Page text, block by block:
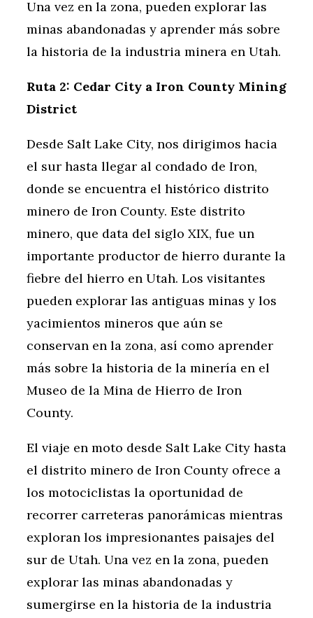
Una vez en la zona, pueden explorar las
minas abandonadas y aprender más sobre
la historia de la industria minera en Utah.
Ruta 2: Cedar City a Iron County Mining
District
Desde Salt Lake City, nos dirigimos hacia
el sur hasta llegar al condado de Iron,
donde se encuentra el histórico distrito
minero de Iron County. Este distrito
minero, que data del siglo XIX, fue un
importante productor de hierro durante la
fiebre del hierro en Utah. Los visitantes
pueden explorar las antiguas minas y los
yacimientos mineros que aún se
conservan en la zona, así como aprender
más sobre la historia de la minería en el
Museo de la Mina de Hierro de Iron
County.
El viaje en moto desde Salt Lake City hasta
el distrito minero de Iron County ofrece a
los motociclistas la oportunidad de
recorrer carreteras panorámicas mientras
exploran los impresionantes paisajes del
sur de Utah. Una vez en la zona, pueden
explorar las minas abandonadas y
sumergirse en la historia de la industria